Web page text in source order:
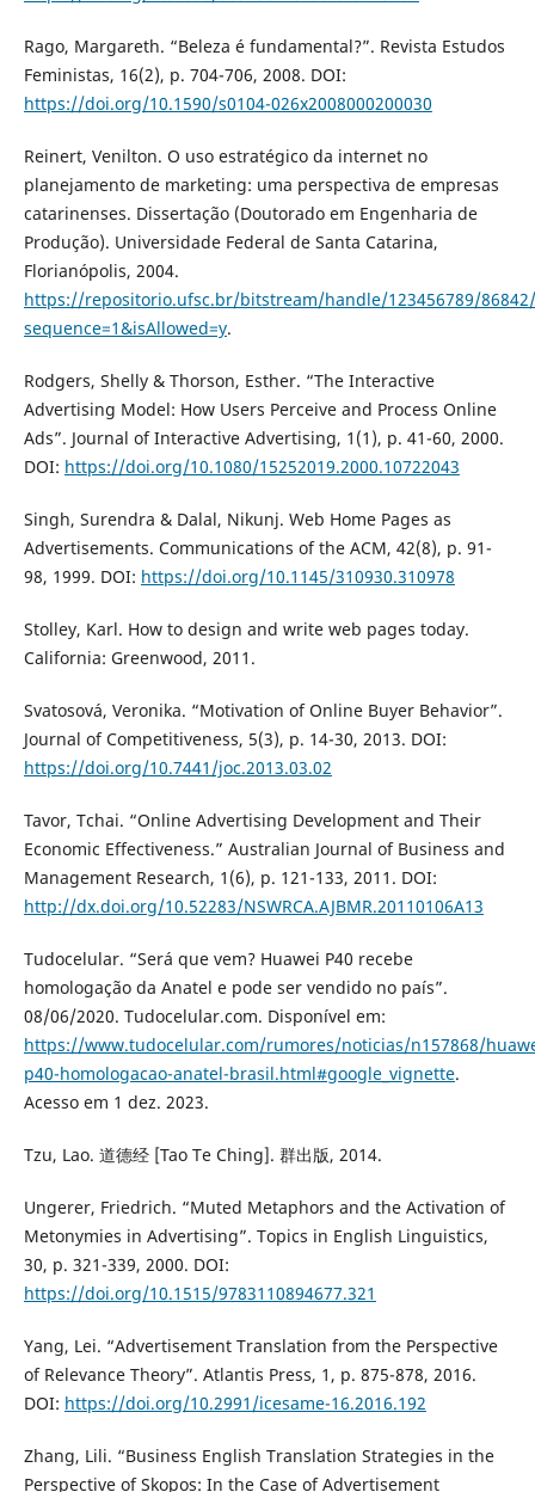
Rago, Margareth. “Beleza é fundamental?”. Revista Estudos
Feministas, 16(2), p. 704-706, 2008. DOI:
https://doi.org/10.1590/s0104-026x2008000200030
Reinert, Venilton. O uso estratégico da internet no
planejamento de marketing: uma perspectiva de empresas
catarinenses. Dissertação (Doutorado em Engenharia de
Produção). Universidade Federal de Santa Catarina,
Florianópolis, 2004.
https://repositorio.ufsc.br/bitstream/handle/123456789/
sequence=1&isAllowed=y.
Rodgers, Shelly & Thorson, Esther. “The Interactive
Advertising Model: How Users Perceive and Process Online
Ads”. Journal of Interactive Advertising, 1(1), p. 41-60, 2000.
DOI: https://doi.org/10.1080/15252019.2000.10722043
Singh, Surendra & Dalal, Nikunj. Web Home Pages as
Advertisements. Communications of the ACM, 42(8), p. 91-
98, 1999. DOI: https://doi.org/10.1145/310930.310978
Stolley, Karl. How to design and write web pages today.
California: Greenwood, 2011.
Svatosová, Veronika. “Motivation of Online Buyer Behavior”.
Journal of Competitiveness, 5(3), p. 14-30, 2013. DOI:
https://doi.org/10.7441/joc.2013.03.02
Tavor, Tchai. “Online Advertising Development and Their
Economic Effectiveness.” Australian Journal of Business and
Management Research, 1(6), p. 121-133, 2011. DOI:
http://dx.doi.org/10.52283/NSWRCA.AJBMR.20110106A13
Tudocelular. “Será que vem? Huawei P40 recebe
homologação da Anatel e pode ser vendido no país”.
08/06/2020. Tudocelular.com. Disponível em:
https://www.tudocelular.com/rumores/noticias/n157868/
p40-homologacao-anatel-brasil.html#google_vignette.
Acesso em 1 dez. 2023.
Tzu, Lao. 道德经 [Tao Te Ching]. 群出版, 2014.
Ungerer, Friedrich. “Muted Metaphors and the Activation of
Metonymies in Advertising”. Topics in English Linguistics,
30, p. 321-339, 2000. DOI:
https://doi.org/10.1515/9783110894677.321
Yang, Lei. “Advertisement Translation from the Perspective
of Relevance Theory”. Atlantis Press, 1, p. 875-878, 2016.
DOI: https://doi.org/10.2991/icesame-16.2016.192
Zhang, Lili. “Business English Translation Strategies in the
Perspective of Skopos: In the Case of Advertisement